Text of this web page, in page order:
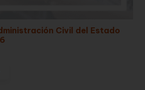
Civil del Estado